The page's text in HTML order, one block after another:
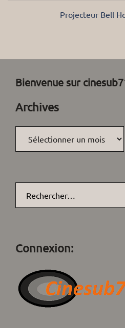
Projecteur Bell
Bienvenue sur
Archives
Connexion: